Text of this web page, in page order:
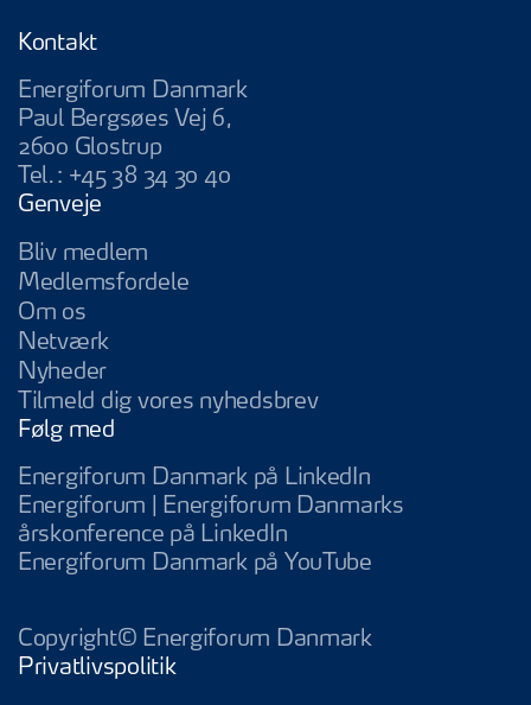
Kontakt
Energiforum Danmark
Paul Bergsøes Vej 6,
2600 Glostrup
Tel.: +45 38 34 30 40
Genveje
Bliv medlem
Medlemsfordele
Om os
Netværk
Nyheder
Tilmeld dig vores nyhedsbrev
Følg med
Energiforum Danmark på LinkedInEnergiforum
Energiforum | Energiforum Danmarks
årskonference på LinkedInEnergiforum |
Energiforum Danmark på YouTubeEnergiforum
Copyright© Energiforum Danmark
Privatlivspolitik